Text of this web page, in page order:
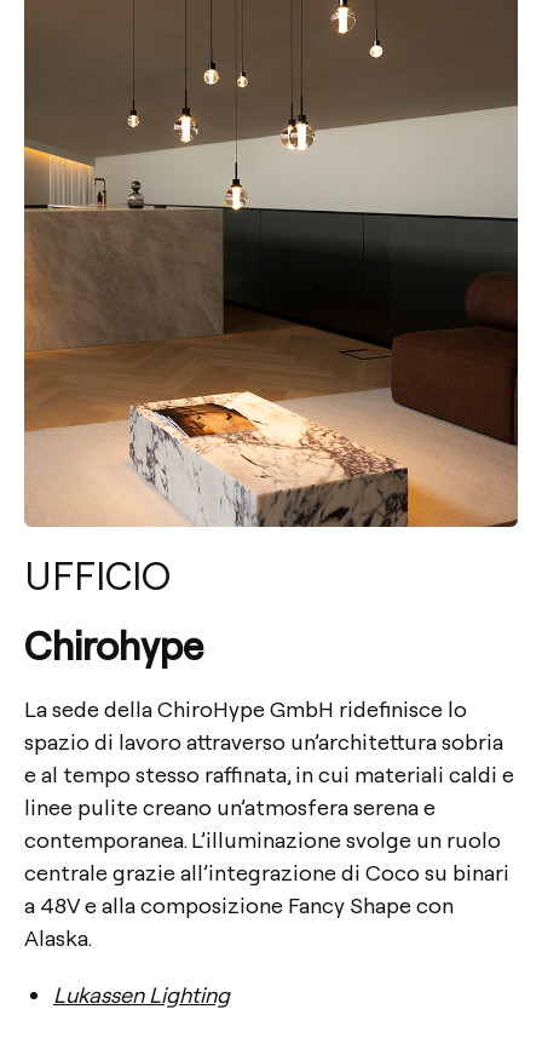
UFFICIO
Chirohype
La sede della ChiroHype GmbH ridefinisce lo
spazio di lavoro attraverso un’architettura sobria
e al tempo stesso raffinata, in cui materiali caldi e
linee pulite creano un’atmosfera serena e
contemporanea. L’illuminazione svolge un ruolo
centrale grazie all’integrazione di Coco su binari
a 48V e alla composizione Fancy Shape con
Alaska.
Lukassen Lighting